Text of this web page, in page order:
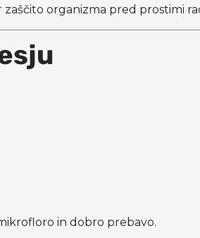
organizma pred prostimi
in dobro prebavo.